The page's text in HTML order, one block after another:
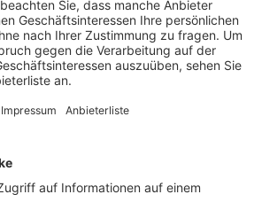
viele Geschäfte in der
in diesem Jahr.